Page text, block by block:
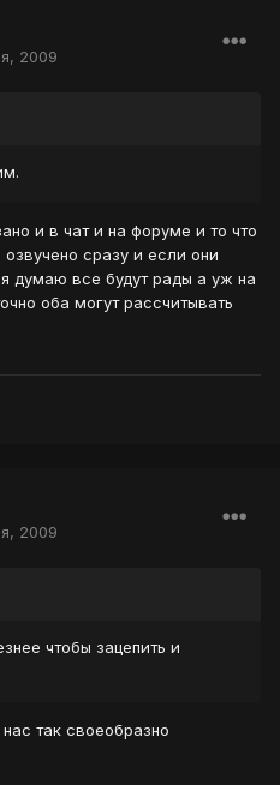
2009
и в чат и на форуме и то что
сразу и если они
думаю все будут рады а уж на
оба могут рассчитывать
2009
чтобы зацепить и
так своеобразно